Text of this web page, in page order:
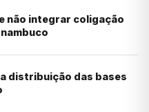
não integrar coligação
distribuição das bases